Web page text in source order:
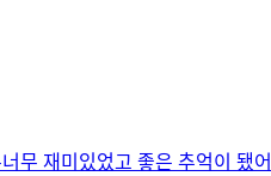
무 재미있었고 좋은 추억이 됐